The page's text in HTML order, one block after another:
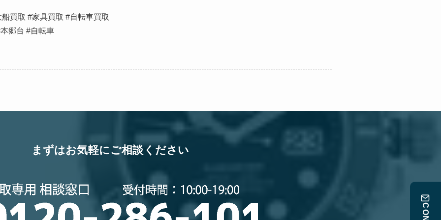
買取 #家具買取 #自転車買取
郷台 #自転車
まずはお気軽にご相談ください